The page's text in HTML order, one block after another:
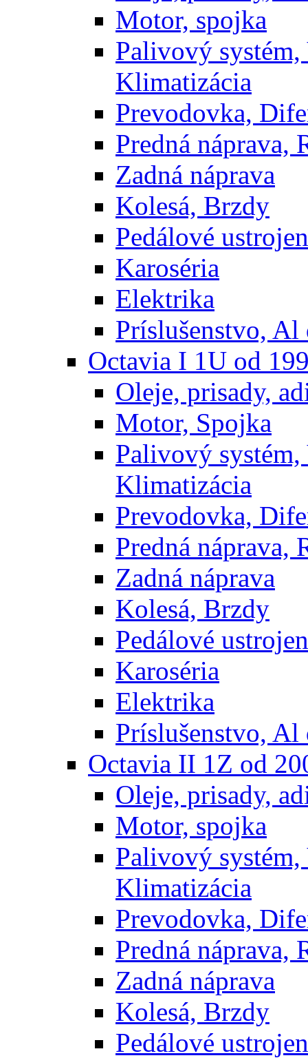
Motor, spojka
Palivový
Klimatizácia
Prevodovka,
Predná náprava,
Zadná náprava
Kolesá, Brzdy
Pedálové
Karoséria
Elektrika
Príslušenstvo, Al
Octavia I 1U od
Oleje, prisady,
Motor, Spojka
Palivový
Klimatizácia
Prevodovka,
Predná náprava,
Zadná náprava
Kolesá, Brzdy
Pedálové
Karoséria
Elektrika
Príslušenstvo, Al
Octavia II 1Z od
Oleje, prisady,
Motor, spojka
Palivový
Klimatizácia
Prevodovka,
Predná náprava,
Zadná náprava
Kolesá, Brzdy
Pedálové